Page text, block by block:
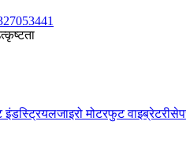
इंडस्ट्रियलजाइरो मोटरफुट वाइब्रेटरी